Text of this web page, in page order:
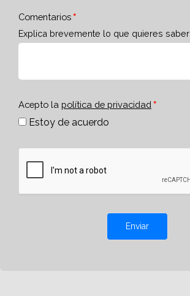
Comentarios
Explica brevemente lo que quieres saber
Acepto la política de privacidad
Estoy de acuerdo
Enviar